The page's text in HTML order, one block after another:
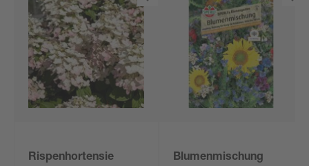
Rispenhortensie
Blumenmischung